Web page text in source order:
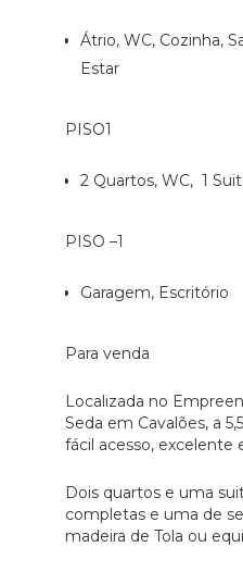
Átrio, WC, Cozinha,
Estar
PISO1
2 Quartos, WC, 1
PISO –1
Garagem, Escritório
Para venda
Localizada no
Seda em Cavalões, a
fácil acesso, excelente
Dois quartos e uma
completas e uma de
madeira de Tola ou